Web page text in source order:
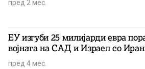
пред 2 мес.
ЕУ изгуби 25 милијарди евра
војната на САД и Израел со Иран
пред 4 мес.